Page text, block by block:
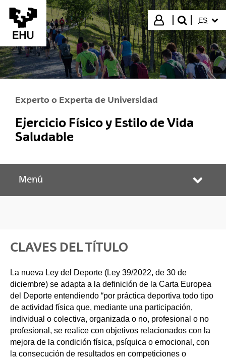
Saltar al contenido principal
Iniciar sesión
buscar"
ES
Experto o Experta de Universidad
Ejercicio Físico y Estilo de Vida
Saludable
Menú
CLAVES DEL TÍTULO
La nueva Ley del Deporte (Ley 39/2022, de 30 de
diciembre) se adapta a la definición de la Carta Europea
del Deporte entendiendo “por práctica deportiva todo tipo
de actividad física que, mediante una participación,
individual o colectiva, organizada o no, profesional o no
profesional, se realice con objetivos relacionados con la
mejora de la condición física, psíquica o emocional, con
la consecución de resultados en competiciones o